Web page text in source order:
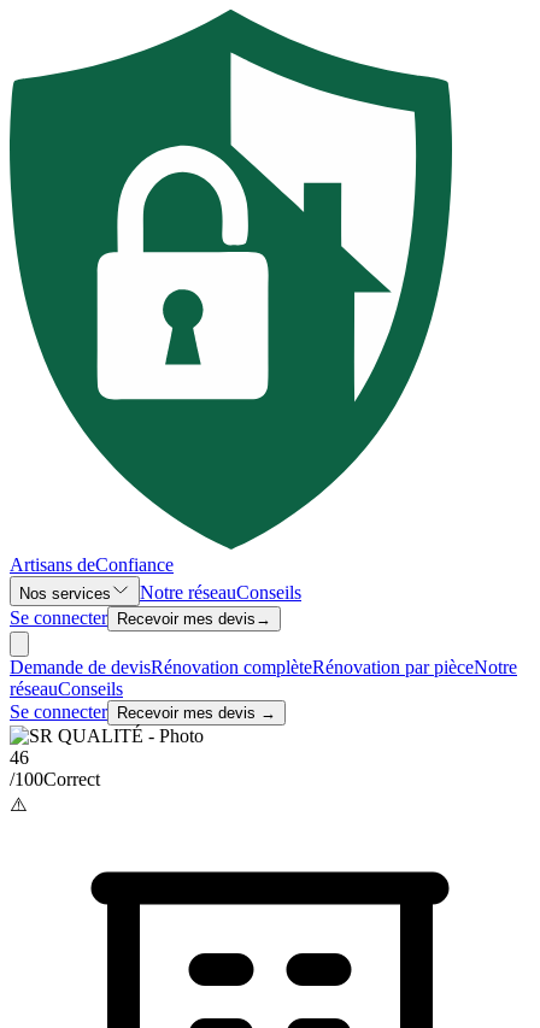
Artisans deConfiance
Nos services Notre réseauConseils
Se connecter
Recevoir mes devis →
Demande de devisRénovation complèteRénovation par pièceNotre
réseauConseils
Se connecter
Recevoir mes devis →
46
/100Correct
⚠️